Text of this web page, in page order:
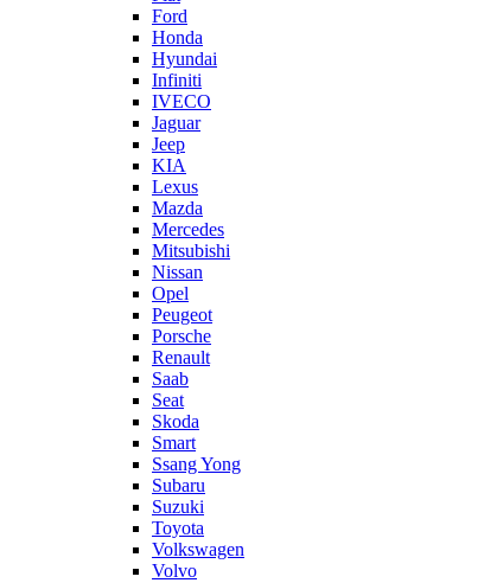
Ford
Honda
Hyundai
Infiniti
IVECO
Jaguar
Jeep
KIA
Lexus
Mazda
Mercedes
Mitsubishi
Nissan
Opel
Peugeot
Porsche
Renault
Saab
Seat
Skoda
Smart
Ssang Yong
Subaru
Suzuki
Toyota
Volkswagen
Volvo